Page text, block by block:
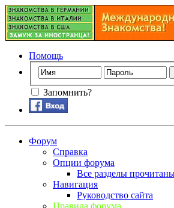
Помощь
Запомнить?
Форум
Справка
Опции форума
Все разделы
Навигация
Руководство сайта
Правила форума